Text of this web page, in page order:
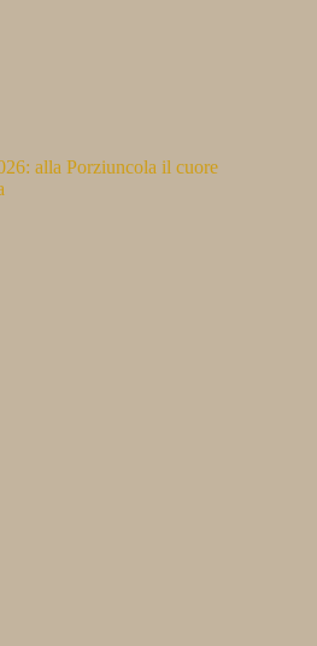
alla Porziuncola il cuore